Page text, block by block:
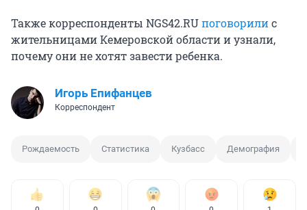
Также корреспонденты NGS42.RUпоговорилис
жительницами Кемеровской области и узнали,
почему они не хотят завести ребенка.
Игорь Епифанцев
Корреспондент
Рождаемость Статистика Кузбасс Демография